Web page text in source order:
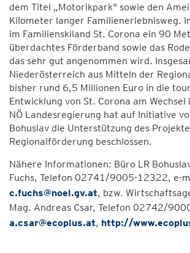
dem Titel „Motorikpark" sowie den
Kilometer langer Familienerlebnisweg.
im Familienskiland St. Corona ein 90
überdachtes Förderband sowie das
das sehr gut angenommen wird.
Niederösterreich aus Mitteln der
bisher rund 6,5 Millionen Euro in die
Entwicklung von St. Corona am
NÖ Landesregierung hat auf Initiative
Bohuslav die Unterstützung des
Regionalförderung beschlossen.
Nähere Informationen: Büro LR
Fuchs, Telefon 02741/9005-12322, e-
c.fuchs@noel.gv.at, bzw.
Mag. Andreas Csar, Telefon 02742/
a.csar@ecoplus.at, http://